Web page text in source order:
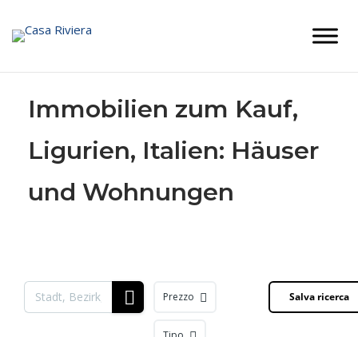
Immobilien zum Kauf,
Ligurien, Italien: Häuser
und Wohnungen
Salva ricerca
Prezzo